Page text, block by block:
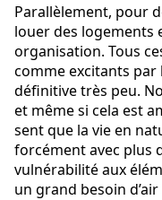
Parallèlement, pour
louer des logements
organisation. Tous
comme excitants
définitive très peu.
et même si cela est
sent que la vie en
forcément avec plus
vulnérabilité aux
un grand besoin d’air